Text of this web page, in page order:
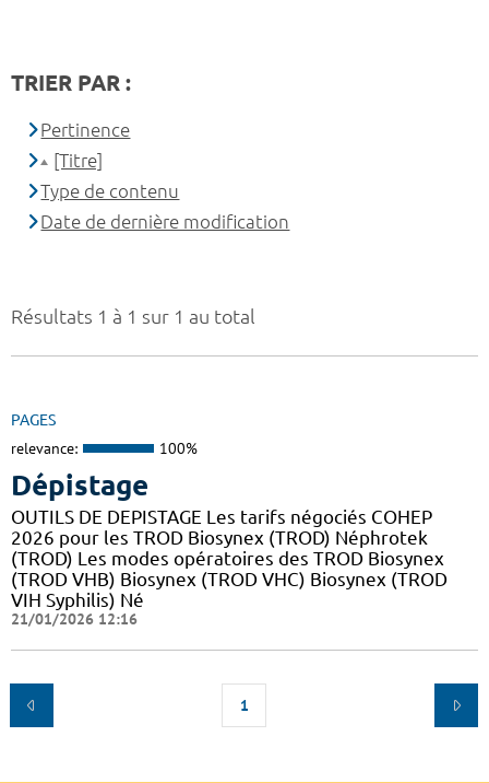
Résultats 1 à 1 sur 1 au total
PAGES
relevance: 100%
Dépistage
OUTILS DE DEPISTAGE Les tarifs négociés COHEP
2026 pour les TROD Biosynex (TROD) Néphrotek
(TROD) Les modes opératoires des TROD Biosynex
(TROD VHB) Biosynex (TROD VHC) Biosynex (TROD
VIH Syphilis) Né
21/01/2026 12:16
1
TRIER PAR :
Pertinence
[Titre]
Type de contenu
Date de dernière modification